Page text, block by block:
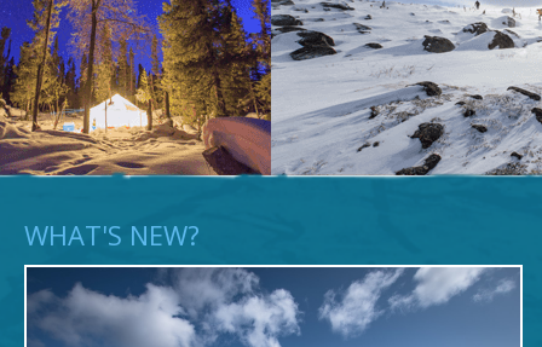
WHAT'S NEW?